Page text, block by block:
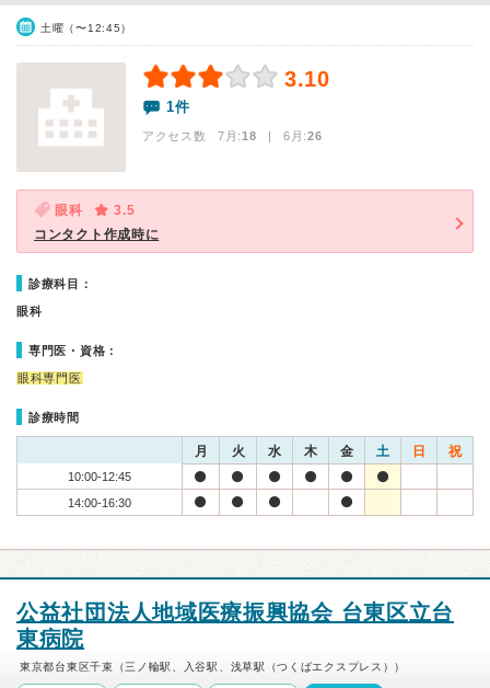
土曜（〜12:45）
3.10
1件
アクセス数 7月:18 | 6月:26
眼科
3.5
コンタクト作成時に
診療科目：
眼科
専門医・資格：
眼科専門医
診療時間
月 火 水 木 金 土 日 祝
10:00-12:45
14:00-16:30
公益社団法人地域医療振興協会 台東区立台
東病院
東京都台東区千束（三ノ輪駅、入谷駅、浅草駅（つくばエクスプレス））